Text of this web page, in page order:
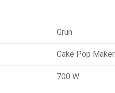
Grün
Cake Pop Maker
700 W